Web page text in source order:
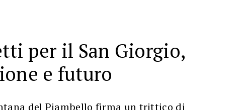
per il San Giorgio,
e futuro
del Piambello firma un trittico di